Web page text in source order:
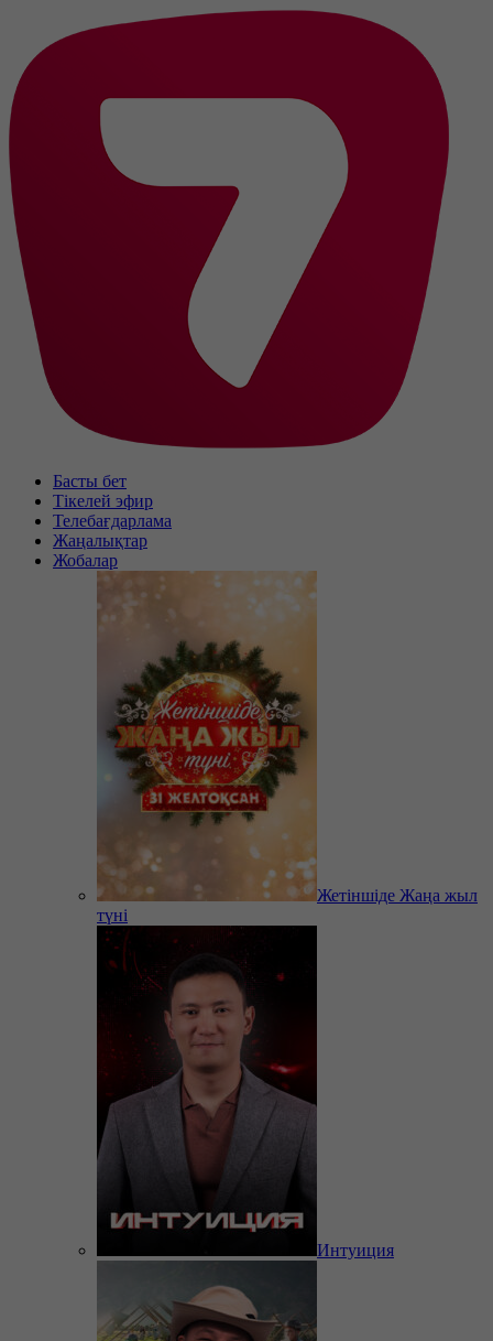
Басты бет
Тікелей эфир
Телебағдарлама
Жаңалықтар
Жобалар
Жетіншіде Жаңа жыл
түні
Интуиция